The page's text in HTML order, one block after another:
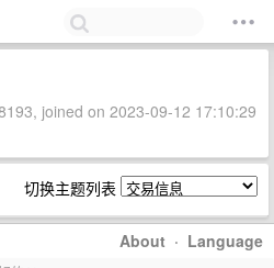
joined on 2023-09-12 17:10:29
切换主题列表
About · Language